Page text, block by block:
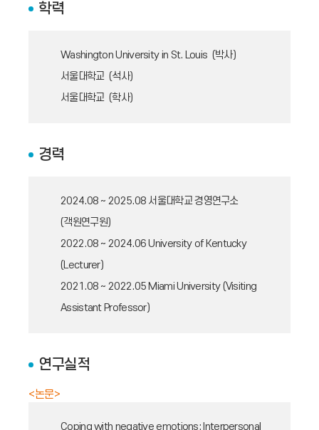
학력
Washington University in St. Louis (박사)
서울대학교 (석사)
서울대학교 (학사)
경력
2024.08 ~ 2025.08 서울대학교 경영연구소
(객원연구원)
2022.08 ~ 2024.06University of Kentucky
(Lecturer)
2021.08 ~ 2022.05 Miami University (Visiting
Assistant Professor)
연구실적
<논문>
Coping with negative emotions: Interpersonal